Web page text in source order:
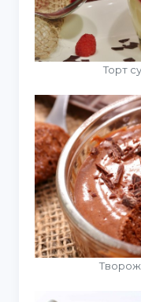
Торт